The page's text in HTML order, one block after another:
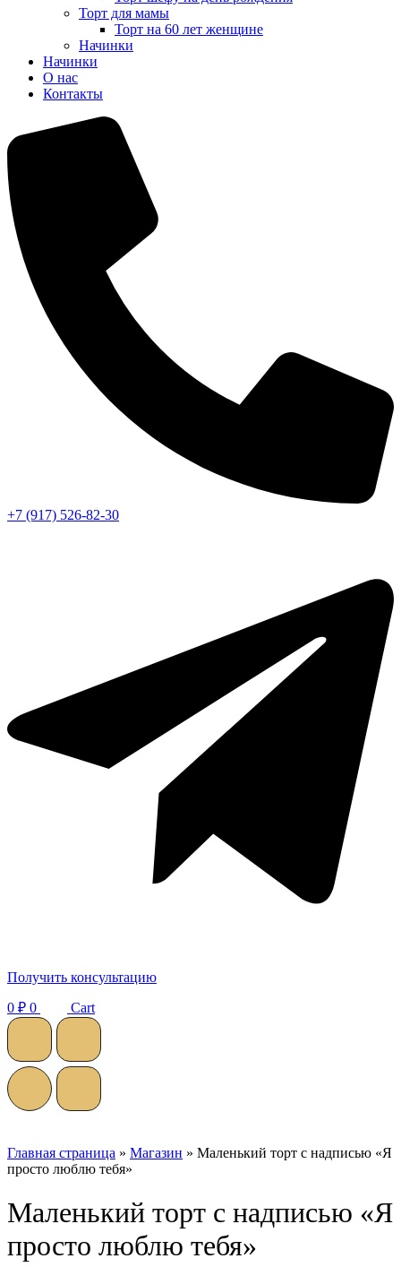
Торт для мамы
Торт на 60 лет женщине
Начинки
Начинки
О нас
Контакты
+7 (917) 526-82-30
Получить консультацию
0 ₽ 0 Cart
Главная страница » Магазин » Маленький торт с надписью «Я
просто люблю тебя»
Маленький торт с надписью «Я
просто люблю тебя»